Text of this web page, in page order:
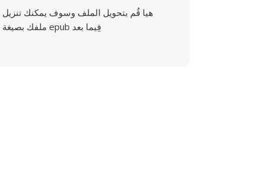
هيا قُم بتحويل الملف وسوف يمكنك تنزيل
ملفك بصيغة epub فِيما بعد